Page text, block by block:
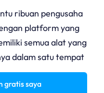
ribuan pengusaha
platform yang
semua alat yang
dalam satu tempat
gratis saya